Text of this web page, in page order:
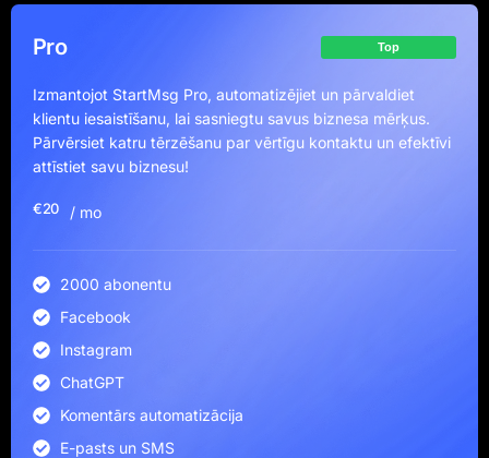
Pro Top
Izmantojot StartMsg Pro, automatizējiet un pārvaldiet
klientu iesaistīšanu, lai sasniegtu savus biznesa mērķus.
Pārvērsiet katru tērzēšanu par vērtīgu kontaktu un efektīvi
attīstiet savu biznesu!
€20 / mo
2000 abonentu
Facebook
Instagram
ChatGPT
Komentārs automatizācija
E-pasts un SMS